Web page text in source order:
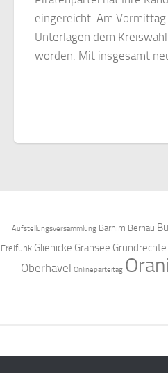
eingereicht. Am
Unterlagen dem
worden. Mit insgesamt
Aufstellungsversammlung Barnim Bernau
Freifunk Glienicke Gransee Grundrechte
Oberhavel Onlineparteitag